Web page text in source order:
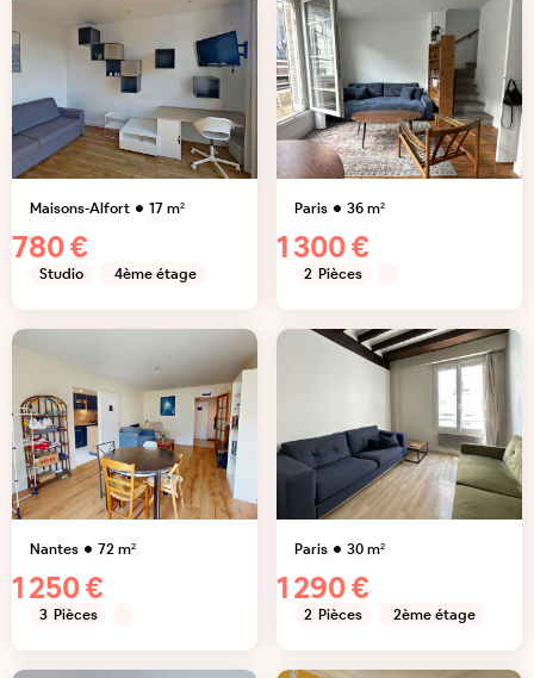
Maisons-Alfort 17m²
780 €
Studio 4ème étage
Paris 36m²
1 300 €
2 Pièces
Nantes 72m²
1 250 €
3 Pièces
Paris 30m²
1 290 €
2 Pièces 2ème étage